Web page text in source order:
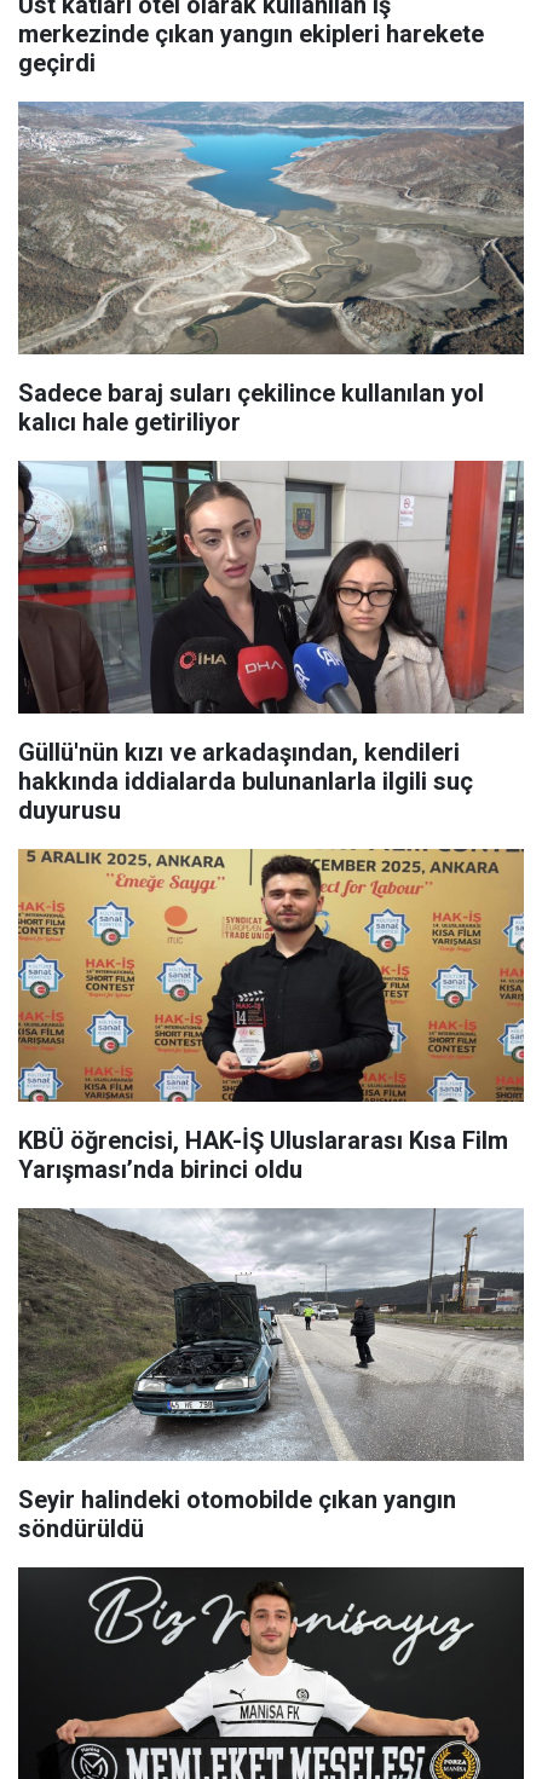
merkezinde çıkan yangın ekipleri harekete
geçirdi
Sadece baraj suları çekilince kullanılan yol
kalıcı hale getiriliyor
Güllü'nün kızı ve arkadaşından, kendileri
hakkında iddialarda bulunanlarla ilgili suç
duyurusu
KBÜ öğrencisi, HAK-İŞ Uluslararası Kısa Film
Yarışması’nda birinci oldu
Seyir halindeki otomobilde çıkan yangın
söndürüldü